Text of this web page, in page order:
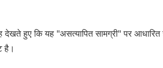
देखते हुए कि यह "असत्यापित सामग्री" पर आधारित
है।